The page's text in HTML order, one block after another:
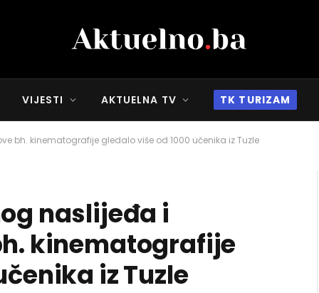
VIJESTI AKTUELNA TV TK TURIZAM
bh. kinematografije gledalo više od 1000 učenika iz Tuzle
naslijeđa i
kinematografije
iz Tuzle